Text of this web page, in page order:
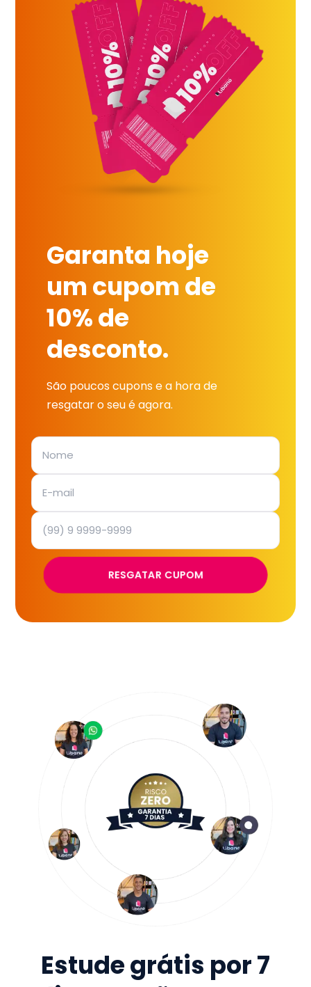
Garanta hoje
um cupom de
10% de
desconto.
São poucos cupons e a hora de
resgatar o seu é agora.
RESGATAR CUPOM
Estude grátis por 7